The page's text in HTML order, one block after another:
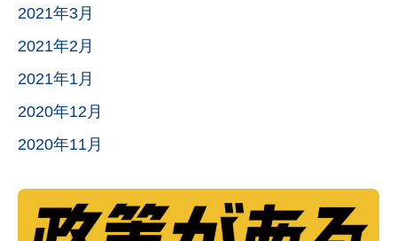
2021年3月
2021年2月
2021年1月
2020年12月
2020年11月